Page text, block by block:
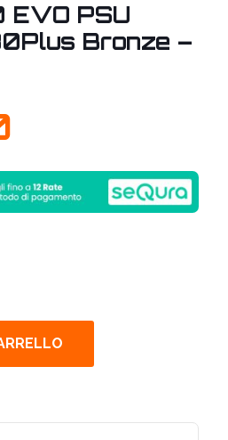
EVO PSU
Bronze –